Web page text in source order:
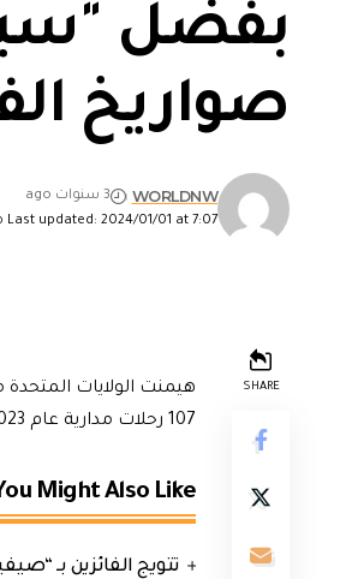
بفضل
صواريخ
Last updated: 2024/01/01 at 7:07 مساءً
WORLDNW
3 سنوات ago
SHARE
هيمنت الولايات
107 رحلات مدارية عام 2023، متقدمة بفارق كبير عن الدول الأخرى في هذا القطاع الاستراتيجي.
Might Also Like
تتويج الفائزين بـ